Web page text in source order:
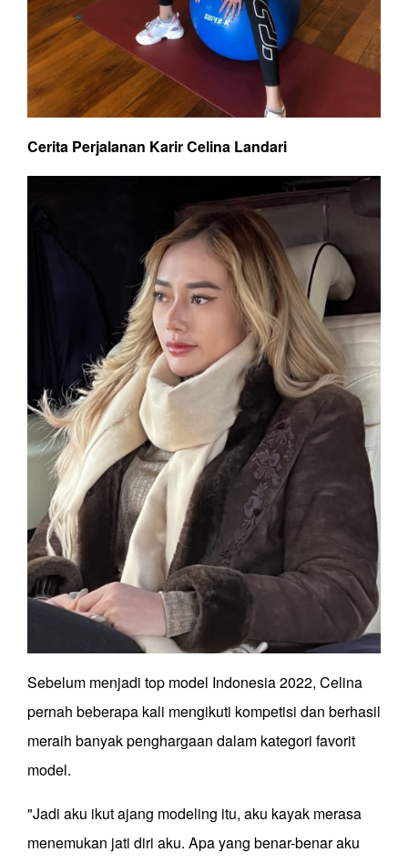
Cerita Perjalanan Karir Celina Landari
Sebelum menjadi top model Indonesia 2022, Celina
pernah beberapa kali mengikuti kompetisi dan berhasil
meraih banyak penghargaan dalam kategori favorit
model.
"Jadi aku ikut ajang modeling itu, aku kayak merasa
menemukan jati diri aku. Apa yang benar-benar aku